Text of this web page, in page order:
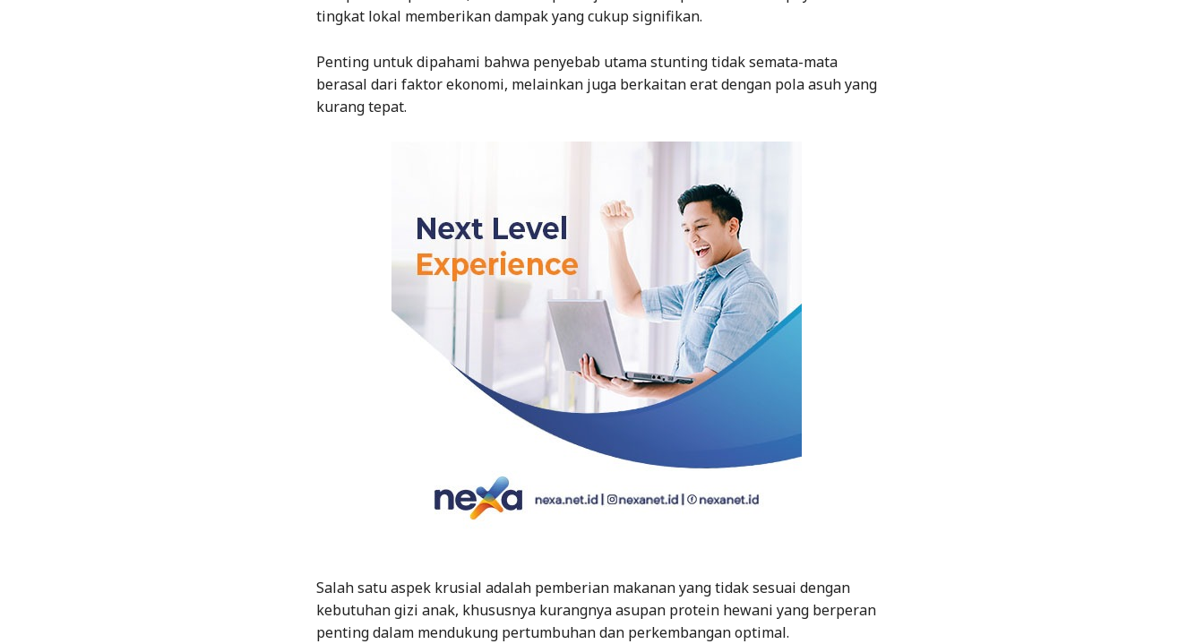
tingkat lokal memberikan dampak yang cukup signifikan.
Penting untuk dipahami bahwa penyebab utama stunting tidak semata-mata
berasal dari faktor ekonomi, melainkan juga berkaitan erat dengan pola asuh yang
kurang tepat.
Salah satu aspek krusial adalah pemberian makanan yang tidak sesuai dengan
kebutuhan gizi anak, khususnya kurangnya asupan protein hewani yang berperan
penting dalam mendukung pertumbuhan dan perkembangan optimal.